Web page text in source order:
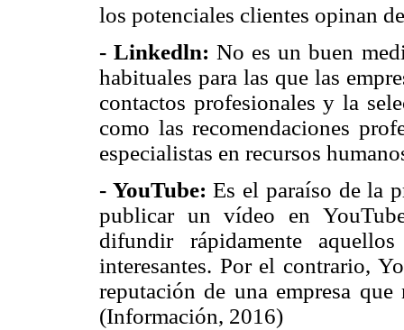
los potenciales clientes opinan
- Linkedln:No es un buen
habituales para las que las
contactos profesionales y la
como las recomendaciones
especialistas en recursos
- YouTube:Es el paraíso de la
publicar un vídeo en
difundir rápidamente
interesantes. Por el contrario,
reputación de una empresa
(Información, 2016)